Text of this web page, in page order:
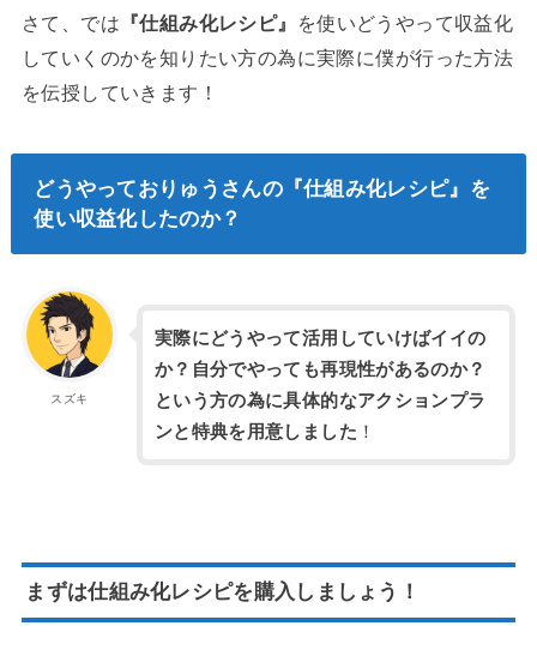
さて、では 『仕組み化レシピ』
を使いどうやって収益化
していくのかを知りたい方の為に実際に僕が行った方法
を伝授していきます！
どうやっておりゅうさんの『仕組み化レシピ』を
使い収益化したのか？
スズキ
実際にどうやって活用していけばイイの
か？自分でやっても再現性があるのか？
という方の為に具体的なアクションプラ
ンと特典を用意しました ！
まずは仕組み化レシピを購入しましょう！